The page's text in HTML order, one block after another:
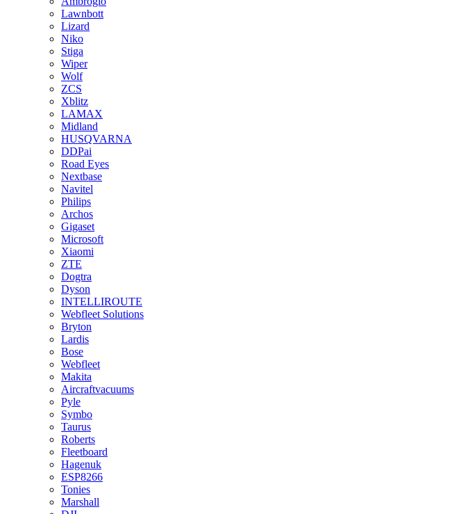
Lawnbott
Lizard
Niko
Stiga
Wiper
Wolf
ZCS
Xblitz
LAMAX
Midland
HUSQVARNA
DDPai
Road Eyes
Nextbase
Navitel
Philips
Archos
Gigaset
Microsoft
Xiaomi
ZTE
Dogtra
Dyson
INTELLIROUTE
Webfleet Solutions
Bryton
Lardis
Bose
Webfleet
Makita
Aircraftvacuums
Pyle
Symbo
Taurus
Roberts
Fleetboard
Hagenuk
ESP8266
Tonies
Marshall